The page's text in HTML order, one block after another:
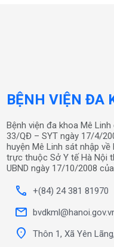
BỆNH VIỆN ĐA
Bệnh viện đa khoa Mê
33/QĐ – SYT ngày 17/4/
huyện Mê Linh sát nhập
trực thuộc Sở Y tế Hà Nội
UBND ngày 17/10/2008
call +(84) 24 381 81970
mail
location_on Thôn 1, Xã Yên